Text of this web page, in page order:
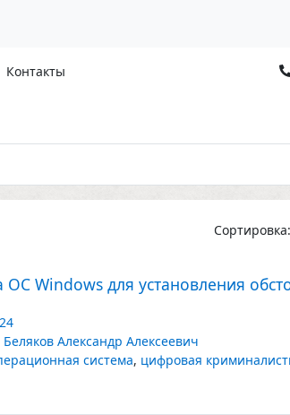
Контакты
Сортировка:
Windows для установления
Беляков Александр Алексеевич
система, цифровая